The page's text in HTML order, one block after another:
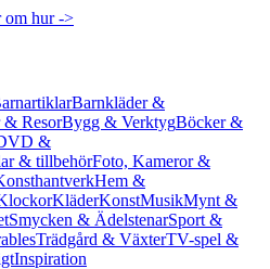
om hur ->
Barnkläder &
ResorBygg & VerktygBöcker &
&
& tillbehörFoto, Kameror &
Hem &
KläderKonstMusikMynt &
Smycken & ÄdelstenarSport &
Trädgård & VäxterTV-spel &
Inspiration